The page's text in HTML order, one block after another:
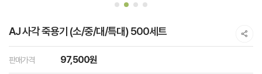
AJ 사각 죽용기 (소/중/대/특대) 500세트
판매가격 97,500원